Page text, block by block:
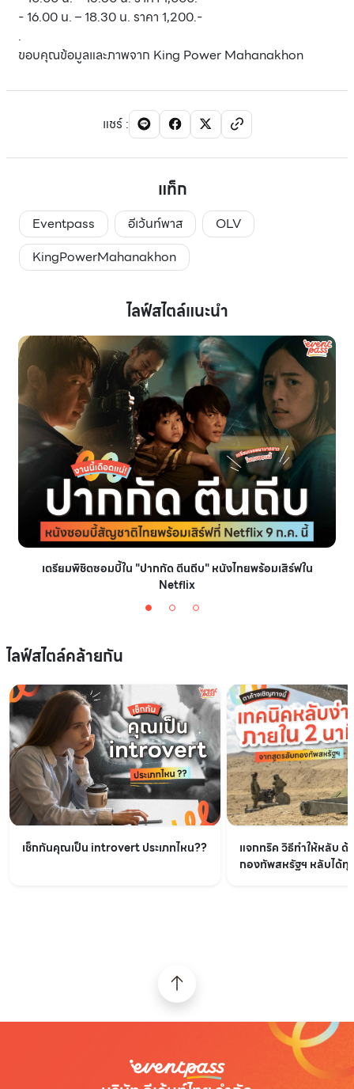
- 16.00 น. – 18.30 น. ราคา 1,200.-
.
ขอบคุณข้อมูลและภาพจาก King Power Mahanakhon
แชร์:
แท็ก
Eventpass อีเว้นท์พาส
OLV
KingPowerMahanakhon
ไลฟ์สไตล์แนะนำ
เตรียมพิชิตซอมบี้ใน "ปากกัด ตีนถีบ" หนังไทยพร้อมเสิร์ฟใน
Netflix
ไลฟ์สไตล์คล้ายกัน
เช็กกันคุณเป็น introvert ประเภทไหน??
แจกทริค วิธีทำให้หลับ
กองทัพสหรัฐฯ หลับได้ทุ